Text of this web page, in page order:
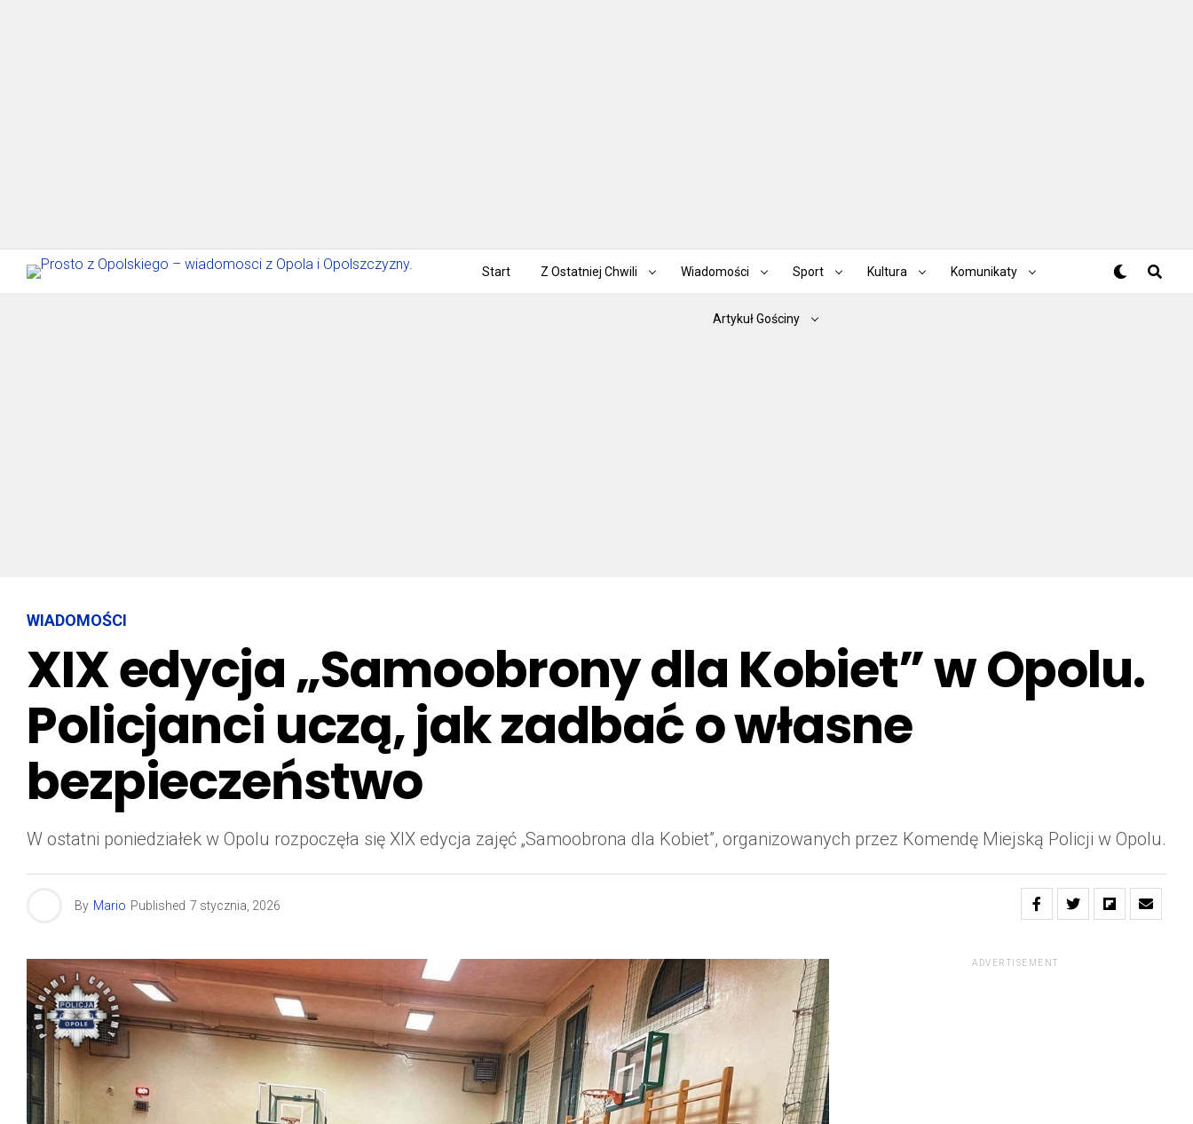
Start Z Ostatniej Chwili Wiadomości Sport Kultura Komunikaty
Artykuł Gościny
WIADOMOŚCI
XIX edycja „Samoobrony dla Kobiet” w Opolu.
Policjanci uczą, jak zadbać o własne
bezpieczeństwo
W ostatni poniedziałek w Opolu rozpoczęła się XIX edycja zajęć „Samoobrona dla Kobiet”, organizowanych przez Komendę Miejską Policji w Opolu.
By Mario Published 7 stycznia, 2026
ADVERTISEMENT